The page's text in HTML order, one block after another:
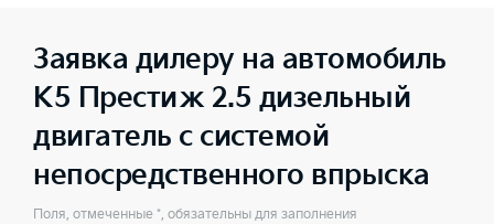
Заявка дилеру на автомобиль
K5 Престиж 2.5 дизельный
двигатель с системой
непосредственного впрыска
Поля, отмеченные *, обязательны для заполнения